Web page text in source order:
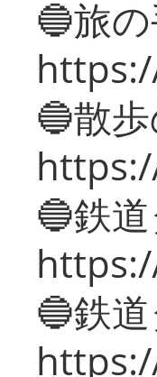
🔵旅
🔵散
🔵鉄
🔵鉄